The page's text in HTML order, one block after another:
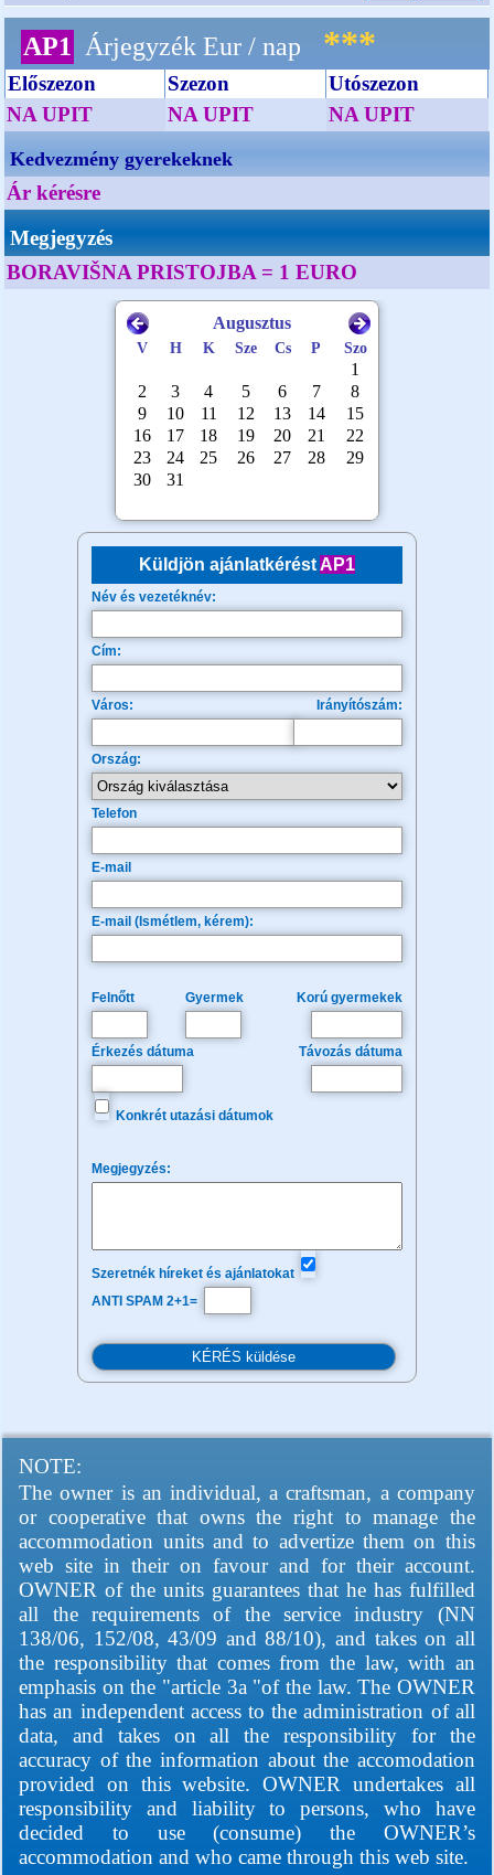
AP1 Árjegyzék Eur / nap ***
Előszezon Szezon
Utószezon
NA UPIT
NA UPIT NA UPIT
Kedvezmény gyerekeknek
Ár kérésre
Megjegyzés
BORAVIŠNA PRISTOJBA = 1 EURO
Küldjön ajánlatkéréstAP1
Név és vezetéknév:
Cím:
Város: Irányítószám:
Ország:
Telefon
E-mail
E-mail (Ismétlem, kérem):
Felnőtt Gyermek Korú gyermekek
Érkezés dátuma Távozás dátuma
Konkrét utazási dátumok
Megjegyzés:
Szeretnék híreket és ajánlatokat
ANTI SPAM 2+1=
NOTE:
The owner is an individual, a craftsman, a company
or cooperative that owns the right to manage the
accommodation units and to advertize them on this
web site in their on favour and for their account.
OWNER of the units guarantees that he has fulfilled
all the requirements of the service industry (NN
138/06, 152/08, 43/09 and 88/10), and takes on all
the responsibility that comes from the law, with an
emphasis on the "article 3a "of the law. The OWNER
has an independent access to the administration of all
data, and takes on all the responsibility for the
accuracy of the information about the accomodation
provided on this website. OWNER undertakes all
responsibility and liability to persons, who have
decided to use (consume) the OWNER’s
accommodation and who came through this web site.